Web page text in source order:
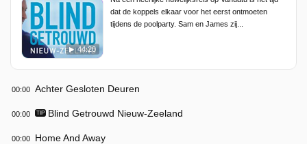
44:20
dat de koppels elkaar voor het eerst ontmoeten
tijdens de poolparty. Sam en James zij...
00:00 Achter Gesloten Deuren
00:00 TIP Blind Getrouwd Nieuw-Zeeland
00:00 Home And Away